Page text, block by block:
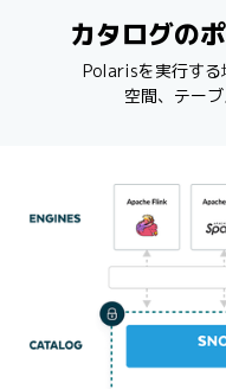
カタログの
Polarisを実行する
空間、テー